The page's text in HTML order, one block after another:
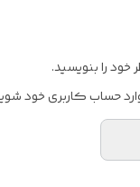
را بنویسید.
وارد حساب کاربری خود